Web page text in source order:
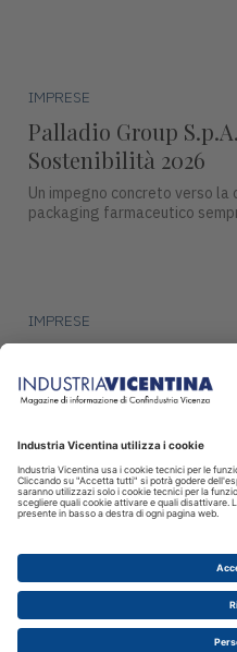
IMPRESE
Palladio Group
Sostenibilità 2026
Un impegno concreto verso la
packaging farmaceutico
IMPRESE
dentistico del futuro
intelligenti per il settore
© 2026 INDUSTRIA
Vicenza - CF e P.IVA
12.2.1982 - Dir.